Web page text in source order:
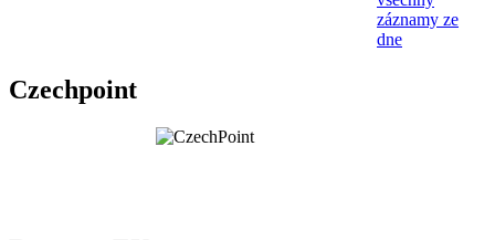
záznamy ze
dne
Czechpoint